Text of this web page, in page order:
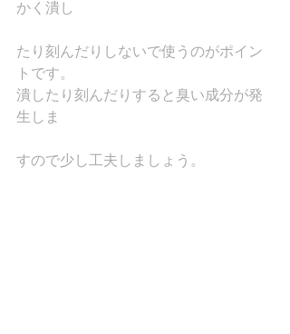
かく潰し
たり刻んだりしないで使うのがポイン
トです。
潰したり刻んだりすると臭い成分が発
生しま
すので少し工夫しましょう。